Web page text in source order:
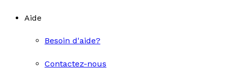
Aide
Besoin d'aide?
Contactez-nous